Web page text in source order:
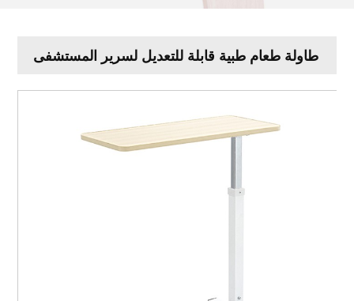
طاولة طعام طبية قابلة للتعديل لسرير المستشفى